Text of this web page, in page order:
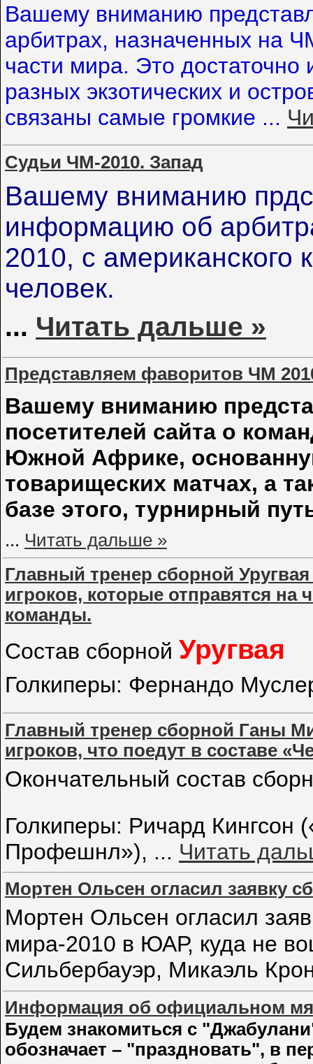
Вашему вниманию
арбитрах, назначенных на
части мира. Это
разных экзотических и
связаны самые громкие ...
Судьи ЧМ-2010. Запад
Вашему вниманию
информацию об
2010, с американского
человек.
... Читать дальше »
Представляем фаворитов ЧМ
Вашему вниманию
посетителей сайта о
Южной Африке,
товарищеских матчах, а
базе этого, турнирный
... Читать дальше »
Главный тренер сборной
игроков, которые отправятся
команды.
Состав сборной Уругвая
Голкиперы: Фернандо
Главный тренер сборной Ганы
игроков, что поедут в составе
Окончательный состав
Голкиперы: Ричард Кингсон
Профешнл»), ... Читать
Мортен Ольсен огласил заявку
Мортен Ольсен огласил
мира-2010 в ЮАР, куда не
Сильбербауэр, Микаэль
Информация об официальном
Будем знакомиться с
обозначает – "праздновать", в